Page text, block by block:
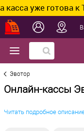
готова к ТС
Эвотор
Онлайн-кассы
Читать подробное